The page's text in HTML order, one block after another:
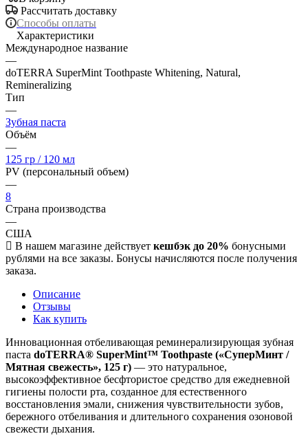
Рассчитать доставку
Способы оплаты
Характеристики
Международное название
—
doTERRA SuperMint Toothpaste Whitening, Natural,
Remineralizing
Тип
—
Зубная паста
Объём
—
125 гр / 120 мл
PV (персональный объем)
—
8
Страна производства
—
США
В нашем магазине действует кешбэк до 20% бонусными
рублями на все заказы. Бонусы начисляются после получения
заказа.
Описание
Отзывы
Как купить
Инновационная отбеливающая реминерализирующая зубная
паста doTERRA® SuperMint™ Toothpaste («СуперМинт /
Мятная свежесть», 125 г) — это натуральное,
высокоэффективное бесфтористое средство для ежедневной
гигиены полости рта, созданное для естественного
восстановления эмали, снижения чувствительности зубов,
бережного отбеливания и длительного сохранения озоновой
свежести дыхания.